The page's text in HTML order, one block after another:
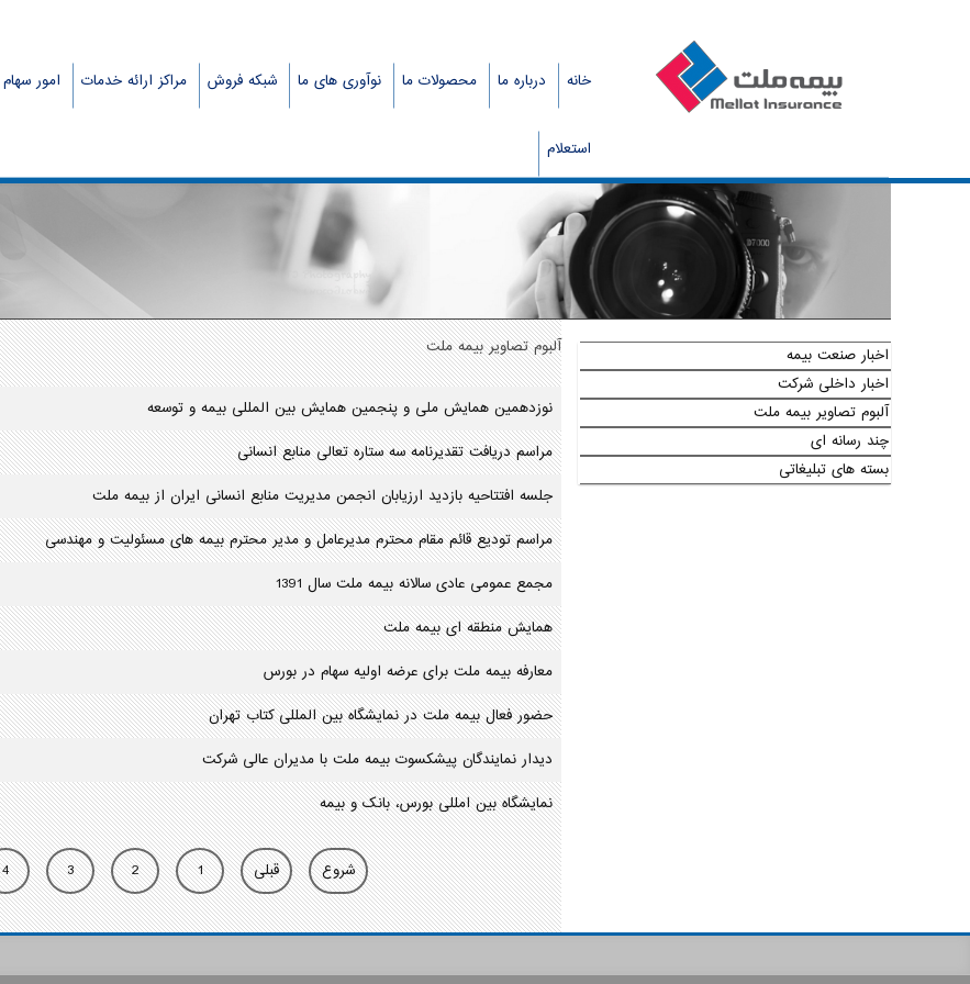
خانه درباره ما محصولات ما نوآوری های ما شبکه فروش مراکز ارائه خدمات امور سهام
استعلام
آلبوم تصاویر بیمه ملت
نوزدهمین همایش ملی و پنجمین همایش بین المللی بیمه و توسعه
مراسم دریافت تقدیرنامه سه ستاره تعالی منابع انسانی
جلسه افتتاحیه بازدید ارزیابان انجمن مدیریت منابع انسانی ایران از بیمه ملت
مراسم تودیع قائم مقام محترم مدیرعامل و مدیر محترم بیمه های مسئولیت و مهندسی
مجمع عمومی عادی سالانه بیمه ملت سال 1391
همایش منطقه ای بیمه ملت
معارفه بیمه ملت برای عرضه اولیه سهام در بورس
حضور فعال بیمه ملت در نمایشگاه بین المللی کتاب تهران
دیدار نمایندگان پیشکسوت بیمه ملت با مدیران عالی شرکت
نمایشگاه بین امللی بورس، بانک و بیمه
شروع قبلی 1
2
3
4
رویدادها و رسانهاخبار صنعت بیمه
اخبار داخلی شرکت
آلبوم تصاویر بیمه ملت
چند رسانه ای
بسته های تبلیغاتی